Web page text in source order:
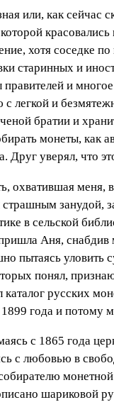
или, как сейчас
хотя соседке
старинных и
правителей и
с легкой и
братии и
монеты, как
Друг уверял, что
охватившая меня,
страшным занудой,
в сельской
Аня, снабдив
пытаясь уловить
понял,
русских
года и потому
с 1865 года
с любовью в
шариковой